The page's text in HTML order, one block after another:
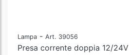
Lampa - Art. 39056
Presa corrente doppia 12/24V